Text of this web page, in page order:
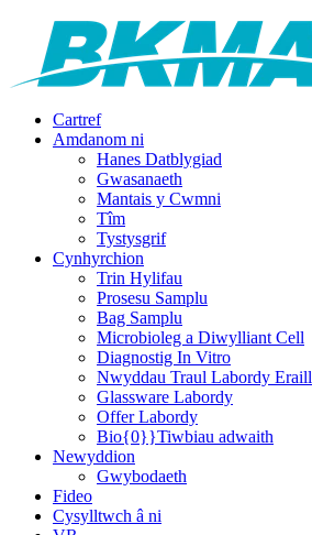
Cartref
Amdanom ni
Hanes Datblygiad
Gwasanaeth
Mantais y Cwmni
Tîm
Tystysgrif
Cynhyrchion
Trin Hylifau
Prosesu Samplu
Bag Samplu
Microbioleg a Diwylliant Cell
Diagnostig In Vitro
Nwyddau Traul Labordy Eraill
Glassware Labordy
Offer Labordy
Bio{0}}Tiwbiau adwaith
Newyddion
Gwybodaeth
Fideo
Cysylltwch â ni